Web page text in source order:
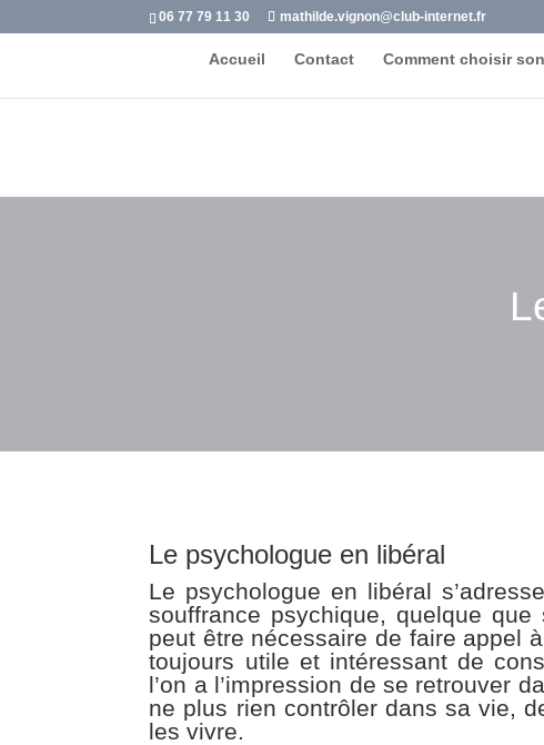
06 77 79 11 30 mathilde.vignon@club-internet.fr
Accueil Contact Comment choisir
Le psychologue en libéral
Le psychologue en libéral
souffrance psychique, quelque
peut être nécessaire de faire appel
toujours utile et intéressant de
l’on a l’impression de se retrouver
ne plus rien contrôler dans sa vie,
les vivre.